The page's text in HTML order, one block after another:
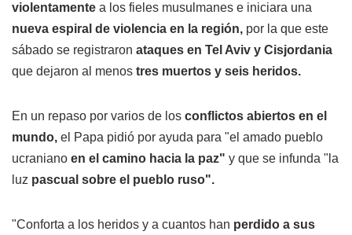
violentamente a los fieles musulmanes e iniciara una
nueva espiral de violencia en la región, por la que este
sábado se registraron ataques en Tel Aviv y Cisjordania
que dejaron al menos tres muertos y seis heridos.
En un repaso por varios de los conflictos abiertos en el
mundo, el Papa pidió por ayuda para "el amado pueblo
ucraniano en el camino hacia la paz" y que se infunda "la
luz pascual sobre el pueblo ruso".
"Conforta a los heridos y a cuantos han perdido a sus